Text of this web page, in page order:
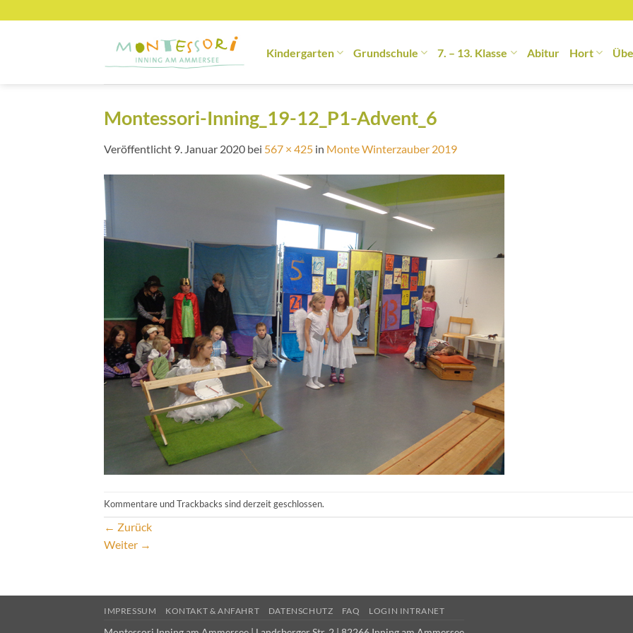
Kindergarten Grundschule 7. – 13. Klasse Abitur Hort
Montessori-Inning_19-12_P1-Advent_6
Veröffentlicht 9. Januar 2020 bei 567 × 425 in Monte Winterzauber 2019
Kommentare und Trackbacks sind derzeit geschlossen.
← Zurück
Weiter →
IMPRESSUM KONTAKT & ANFAHRT DATENSCHUTZ FAQ LOGIN INTRANET